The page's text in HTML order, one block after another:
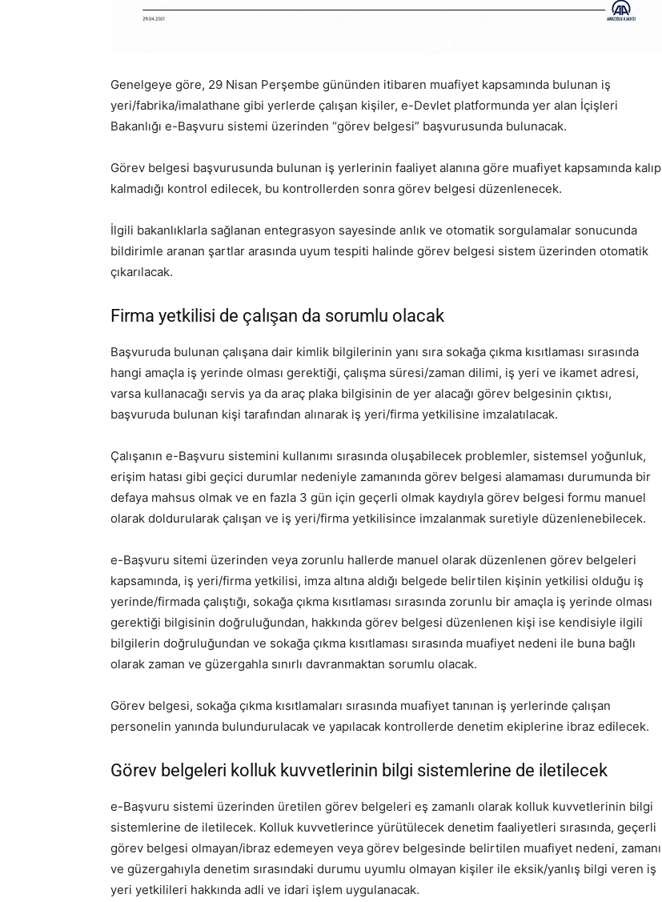
Genelgeye göre, 29 Nisan Perşembe gününden itibaren muafiyet kapsamında bulunan iş
yeri/fabrika/imalathane gibi yerlerde çalışan kişiler, e-Devlet platformunda yer alan İçişleri
Bakanlığı e-Başvuru sistemi üzerinden “görev belgesi” başvurusunda bulunacak.
Görev belgesi başvurusunda bulunan iş yerlerinin faaliyet alanına göre muafiyet kapsamında kalıp
kalmadığı kontrol edilecek, bu kontrollerden sonra görev belgesi düzenlenecek.
İlgili bakanlıklarla sağlanan entegrasyon sayesinde anlık ve otomatik sorgulamalar sonucunda
bildirimle aranan şartlar arasında uyum tespiti halinde görev belgesi sistem üzerinden otomatik
çıkarılacak.
Firma yetkilisi de çalışan da sorumlu olacak
Başvuruda bulunan çalışana dair kimlik bilgilerinin yanı sıra sokağa çıkma kısıtlaması sırasında
hangi amaçla iş yerinde olması gerektiği, çalışma süresi/zaman dilimi, iş yeri ve ikamet adresi,
varsa kullanacağı servis ya da araç plaka bilgisinin de yer alacağı görev belgesinin çıktısı,
başvuruda bulunan kişi tarafından alınarak iş yeri/firma yetkilisine imzalatılacak.
Çalışanın e-Başvuru sistemini kullanımı sırasında oluşabilecek problemler, sistemsel yoğunluk,
erişim hatası gibi geçici durumlar nedeniyle zamanında görev belgesi alamaması durumunda bir
defaya mahsus olmak ve en fazla 3 gün için geçerli olmak kaydıyla görev belgesi formu manuel
olarak doldurularak çalışan ve iş yeri/firma yetkilisince imzalanmak suretiyle düzenlenebilecek.
e-Başvuru sitemi üzerinden veya zorunlu hallerde manuel olarak düzenlenen görev belgeleri
kapsamında, iş yeri/firma yetkilisi, imza altına aldığı belgede belirtilen kişinin yetkilisi olduğu iş
yerinde/firmada çalıştığı, sokağa çıkma kısıtlaması sırasında zorunlu bir amaçla iş yerinde olması
gerektiği bilgisinin doğruluğundan, hakkında görev belgesi düzenlenen kişi ise kendisiyle ilgili
bilgilerin doğruluğundan ve sokağa çıkma kısıtlaması sırasında muafiyet nedeni ile buna bağlı
olarak zaman ve güzergahla sınırlı davranmaktan sorumlu olacak.
Görev belgesi, sokağa çıkma kısıtlamaları sırasında muafiyet tanınan iş yerlerinde çalışan
personelin yanında bulundurulacak ve yapılacak kontrollerde denetim ekiplerine ibraz edilecek.
Görev belgeleri kolluk kuvvetlerinin bilgi sistemlerine de iletilecek
e-Başvuru sistemi üzerinden üretilen görev belgeleri eş zamanlı olarak kolluk kuvvetlerinin bilgi
sistemlerine de iletilecek. Kolluk kuvvetlerince yürütülecek denetim faaliyetleri sırasında, geçerli
görev belgesi olmayan/ibraz edemeyen veya görev belgesinde belirtilen muafiyet nedeni, zamanı
ve güzergahıyla denetim sırasındaki durumu uyumlu olmayan kişiler ile eksik/yanlış bilgi veren iş
yeri yetkilileri hakkında adli ve idari işlem uygulanacak.